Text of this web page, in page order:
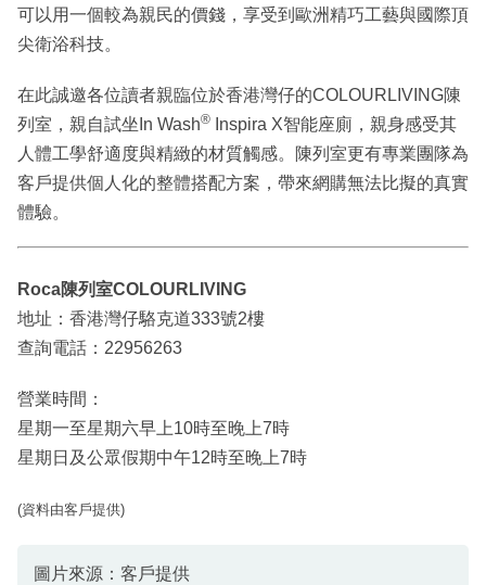
可以用一個較為親民的價錢，享受到歐洲精巧工藝與國際頂
尖衛浴科技。
在此誠邀各位讀者親臨位於香港灣仔的COLOURLIVING陳
列室，親自試坐In Wash®
Inspira X智能座廁，親身感受其
人體工學舒適度與精緻的材質觸感。陳列室更有專業團隊為
客戶提供個人化的整體搭配方案，帶來網購無法比擬的真實
體驗。
Roca陳列室COLOURLIVING
地址：香港灣仔駱克道333號2樓
查詢電話：22956263
營業時間：
星期一至星期六早上10時至晚上7時
星期日及公眾假期中午12時至晚上7時
(資料由客戶提供)
圖片來源：客戶提供